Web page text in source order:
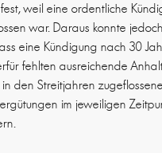
weil eine ordentliche
war. Daraus konnte
eine Kündigung nach 30
fehlten ausreichende
den Streitjahren
im jeweiligen